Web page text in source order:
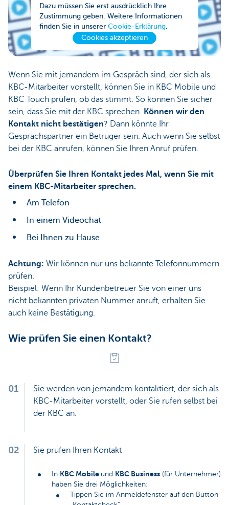
Dazu müssen Sie erst ausdrücklich Ihre
Zustimmung geben. Weitere Informationen
finden Sie in unserer Cookie-Erklärung.
Cookies akzeptieren
Wenn Sie mit jemandem im Gespräch sind, der sich als
KBC-Mitarbeiter vorstellt, können Sie in KBC Mobile und
KBC Touch prüfen, ob das stimmt. So können Sie sicher
sein, dass Sie mit der KBC sprechen. Können wir den
Kontakt nicht bestätigen? Dann könnte Ihr
Gesprächspartner ein Betrüger sein. Auch wenn Sie selbst
bei der KBC anrufen, können Sie Ihren Anruf prüfen.
Überprüfen Sie Ihren Kontakt jedes Mal, wenn Sie mit
einem KBC-Mitarbeiter sprechen.
Am Telefon
In einem Videochat
Bei Ihnen zu Hause
Achtung: Wir können nur uns bekannte Telefonnummern
prüfen.
Beispiel: Wenn Ihr Kundenbetreuer Sie von einer uns
nicht bekannten privaten Nummer anruft, erhalten Sie
auch keine Bestätigung.
Wie prüfen Sie einen Kontakt?
01
Sie werden von jemandem kontaktiert, der sich als
KBC-Mitarbeiter vorstellt, oder Sie rufen selbst bei
der KBC an.
02 Sie prüfen Ihren Kontakt
In KBC Mobile und KBC Business (für Unternehmer)
haben Sie drei Möglichkeiten:
Tippen Sie im Anmeldefenster auf den Button